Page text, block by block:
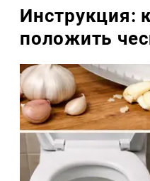
Инструкция:
положить